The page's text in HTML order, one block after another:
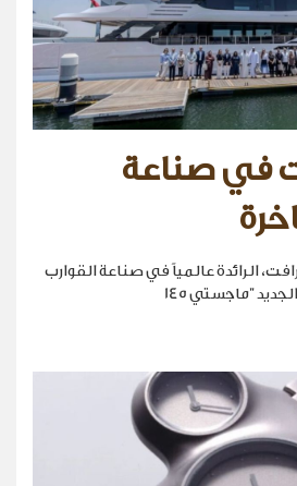
في صناعة
الرائدة عالمياً في صناعة القوارب
"ماجستي 145